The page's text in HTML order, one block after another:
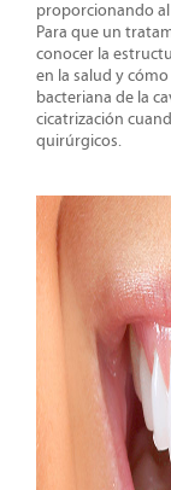
proporcionando al
Para que un
conocer la
en la salud y
bacteriana de la
cicatrización
quirúrgicos.